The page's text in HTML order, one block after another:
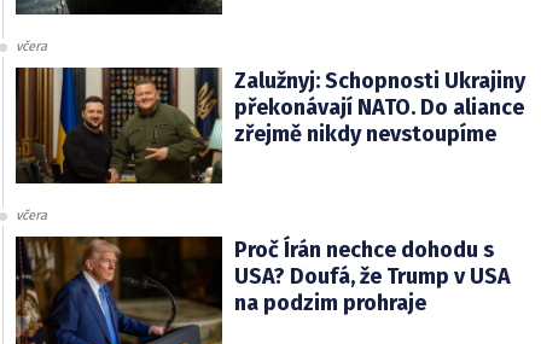
včera
Zalužnyj: Schopnosti Ukrajiny
překonávají NATO. Do aliance
zřejmě nikdy nevstoupíme
včera
Proč Írán nechce dohodu s
USA? Doufá, že Trump v USA
na podzim prohraje